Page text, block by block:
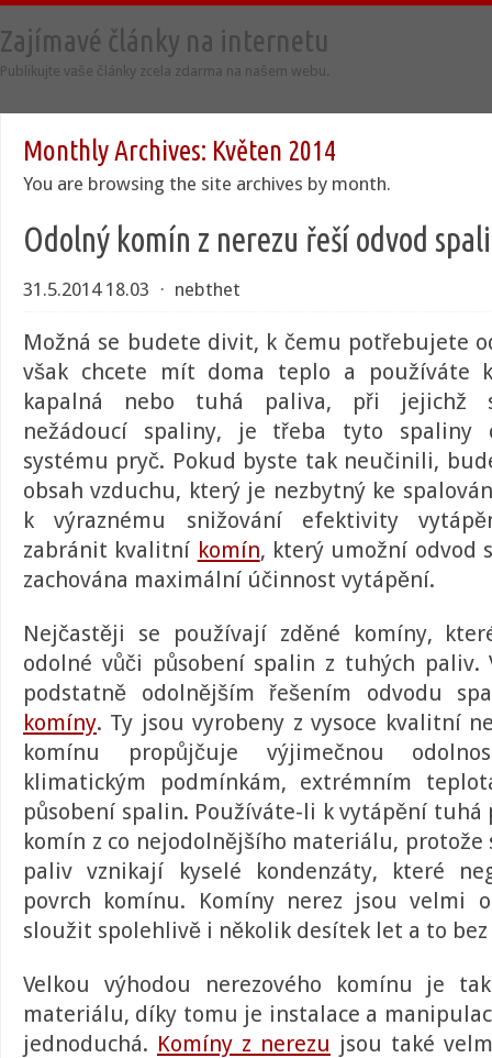
Zajímavé články na internetu
Publikujte vaše články zcela zdarma na našem webu.
Monthly Archives: Květen 2014
You are browsing the site archives by month.
Odolný komín z nerezu řeší odvod
31.5.2014 18.03 ⋅ nebthet
Možná se budete divit, k čemu potřebujete
však chcete mít doma teplo a používáte
kapalná nebo tuhá paliva, při jejichž
nežádoucí spaliny, je třeba tyto spaliny
systému pryč. Pokud byste tak neučinili,
obsah vzduchu, který je nezbytný ke
k výraznému snižování efektivity
zabránit kvalitní komín, který umožní odvod
zachována maximální účinnost vytápění.
Nejčastěji se používají zděné komíny,
odolné vůči působení spalin z tuhých paliv.
podstatně odolnějším řešením odvodu
komíny. Ty jsou vyrobeny z vysoce kvalitní
komínu propůjčuje výjimečnou
klimatickým podmínkám, extrémním
působení spalin. Používáte-li k vytápění
komín z co nejodolnějšího materiálu,
paliv vznikají kyselé kondenzáty, které
povrch komínu.
Komíny nerez jsou velmi
sloužit spolehlivě i několik desítek let a to
Velkou výhodou nerezového komínu je
materiálu, díky tomu je instalace a
jednoduchá. Komíny z nerezu jsou také